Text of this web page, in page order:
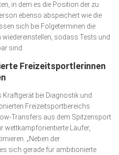
in dem es die Position der zu
ebenso abspeichert wie die
sich bei Folgeterminen die
sodass Tests und
sind.
Freizeitsportlerinnen
bei Diagnostik und
Freizeitsportbereichs
Transfers aus dem Spitzensport
wettkampforientierte Läufer,
„Neben der
sich gerade für ambitionierte